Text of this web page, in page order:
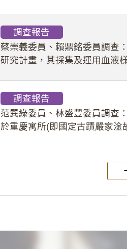
調查報告
蔡崇義委員、賴鼎銘委員調查
研究計畫，其採集及運用血液
調查報告
范巽綠委員、林盛豐委員調查
於重慶寓所(即國定古蹟嚴家淦